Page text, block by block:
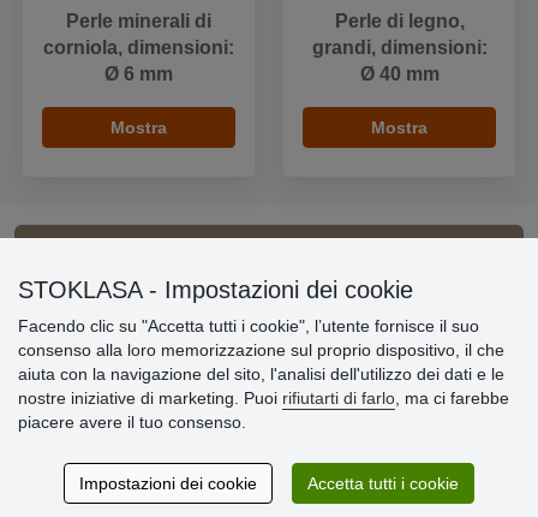
Perle minerali di
corniola, dimensioni:
Ø 6 mm
Mostra
Perle di legno,
grandi, dimensioni:
Ø 40 mm
Mostra
Informazioni importanti
» Impostazioni dei cookie
» Termini & Condizioni
» Informativa sulla Privacy
» Consegna e pagamento
» Garanzia e resi
STOKLASA - Impostazioni dei cookie
Facendo clic su "Accetta tutti i cookie", l’utente fornisce il suo
consenso alla loro memorizzazione sul proprio dispositivo, il che
aiuta con la navigazione del sito, l'analisi dell'utilizzo dei dati e le
nostre iniziative di marketing. Puoi rifiutarti di farlo , ma ci farebbe
piacere avere il tuo consenso.
Impostazioni dei cookie Accetta tutti i cookie